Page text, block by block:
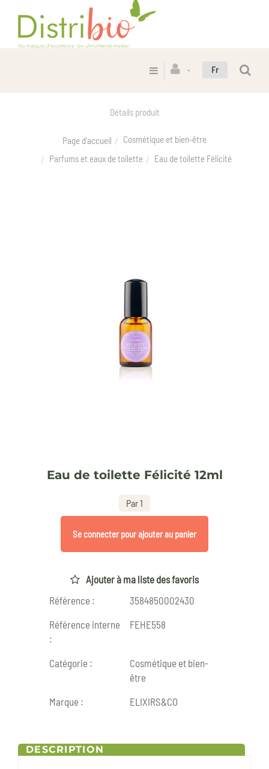
Fr
Détails produit
Page d'accueil
Cosmétique et bien-être
Parfums et eaux de toilette
Eau de toilette Félicité
Eau de toilette Félicité 12ml
Par 1
Se connecter pour ajouter au panier
Ajouter à ma liste des favoris
Référence :
3584850002430
Référence interne
:
FEHE558
Catégorie :
Cosmétique et bien-
être
Marque :
ELIXIRS&CO
DESCRIPTION